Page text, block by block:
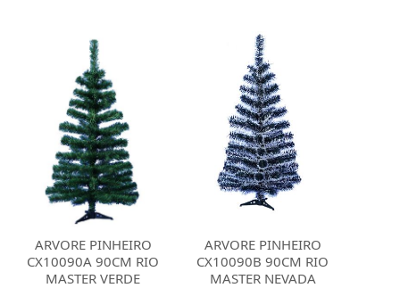
ARVORE PINHEIRO
CX10090A 90CM RIO
MASTER VERDE
ARVORE PINHEIRO
CX10090B 90CM RIO
MASTER NEVADA